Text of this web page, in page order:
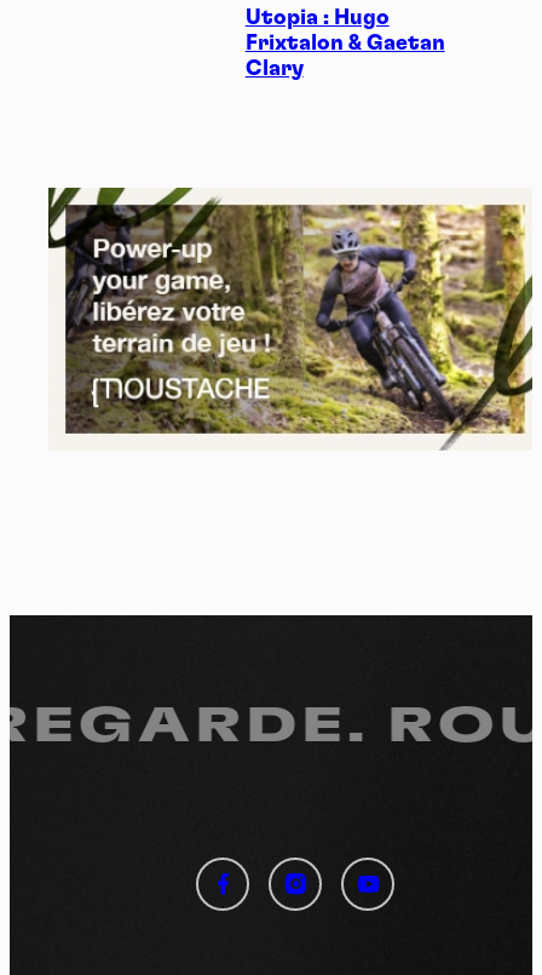
Utopia : Hugo
Frixtalon & Gaetan
Clary
Panneau de gestion des